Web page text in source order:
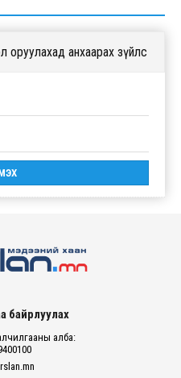
оруулахад анхаарах зүйлс
байрлуулах
алба: